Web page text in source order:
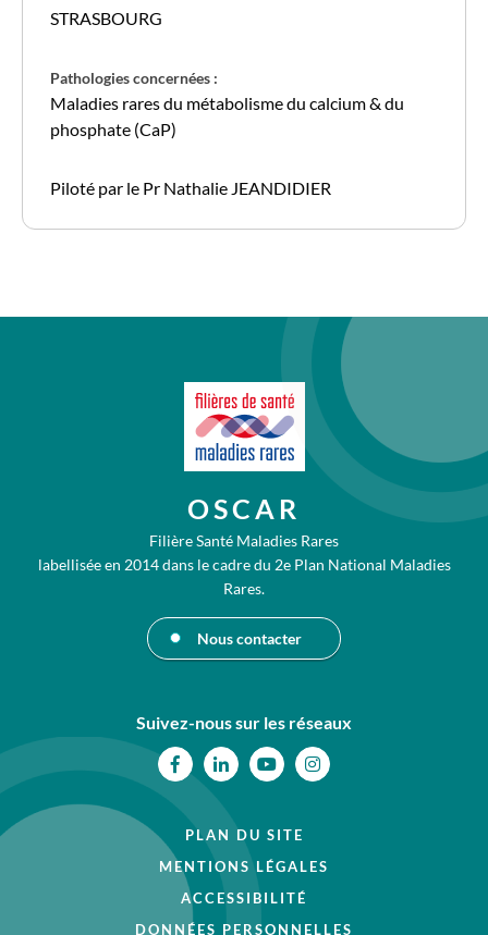
STRASBOURG
Pathologies concernées :
Maladies rares du métabolisme du calcium & du
phosphate (CaP)
Piloté par le Pr Nathalie JEANDIDIER
OSCAR
Filière Santé Maladies Rares
labellisée en 2014 dans le cadre du 2e Plan National Maladies
Rares.
Nous contacter
Suivez-nous sur les réseaux
FacebookLinkedin
PLAN DU SITE
MENTIONS LÉGALES
ACCESSIBILITÉ
DONNÉES PERSONNELLES